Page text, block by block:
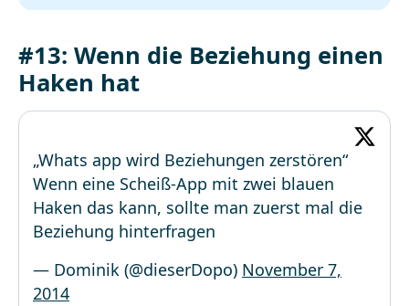
#13: Wenn die Beziehung einen
Haken hat
„Whats app wird Beziehungen zerstören“
Wenn eine Scheiß-App mit zwei blauen
Haken das kann, sollte man zuerst mal die
Beziehung hinterfragen
— Dominik (@dieserDopo) November 7,
2014